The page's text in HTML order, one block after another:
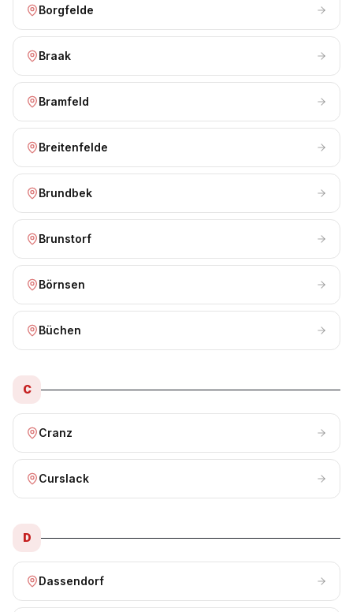
Borgfelde
Braak
Bramfeld
Breitenfelde
Brundbek
Brunstorf
Börnsen
Büchen
C
Cranz
Curslack
D
Dassendorf